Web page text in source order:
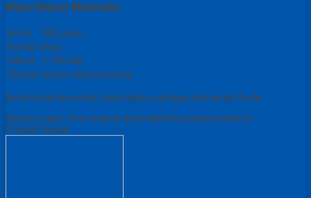
Meja Makan Minimalis
Berat
300 gram
Kondisi Baru
Dilihat
1.794 kali
Diskusi Belum ada komentar
Belum ada komentar, buka diskusi dengan komentar Anda.
Mohon maaf, form diskusi dinonaktifkan pada produk ini.
Produk Terkait